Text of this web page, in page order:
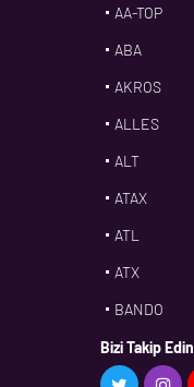
AA-TOP
ABA
AKROS
ALLES
ALT
ATAX
ATL
ATX
BANDO
BMS
CDF
Bizi Takip Edin